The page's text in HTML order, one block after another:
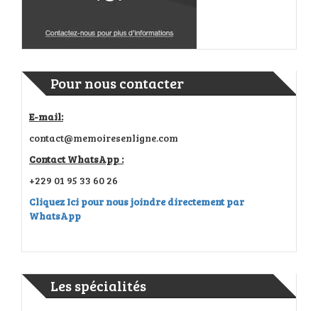
Pour nous contacter
E-mail:
contact@memoiresenligne.com
Contact WhatsApp :
+229 01 95 33 60 26
Cliquez Ici pour nous joindre directement par
WhatsApp
Les spécialités